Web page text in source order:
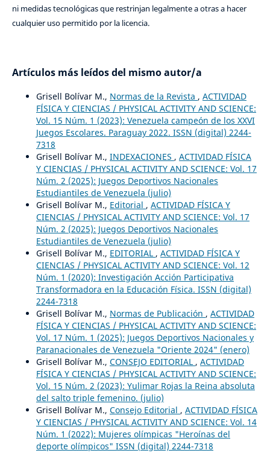
ni medidas tecnológicas que restrinjan legalmente a otras a hacer
cualquier uso permitido por la licencia.
Artículos más leídos del mismo autor/a
Grisell Bolívar M., Normas de la Revista , ACTIVIDAD
FÍSICA Y CIENCIAS / PHYSICAL ACTIVITY AND SCIENCE:
Vol. 15 Núm. 1 (2023): Venezuela campeón de los XXVI
Juegos Escolares. Paraguay 2022. ISSN (digital) 2244-
7318
Grisell Bolívar M., INDEXACIONES , ACTIVIDAD FÍSICA
Y CIENCIAS / PHYSICAL ACTIVITY AND SCIENCE: Vol. 17
Núm. 2 (2025): Juegos Deportivos Nacionales
Estudiantiles de Venezuela (julio)
Grisell Bolívar M., Editorial , ACTIVIDAD FÍSICA Y
CIENCIAS / PHYSICAL ACTIVITY AND SCIENCE: Vol. 17
Núm. 2 (2025): Juegos Deportivos Nacionales
Estudiantiles de Venezuela (julio)
Grisell Bolívar M., EDITORIAL , ACTIVIDAD FÍSICA Y
CIENCIAS / PHYSICAL ACTIVITY AND SCIENCE: Vol. 12
Núm. 1 (2020): Investigación Acción Participativa
Transformadora en la Educación Física. ISSN (digital)
2244-7318
Grisell Bolívar M., Normas de Publicación , ACTIVIDAD
FÍSICA Y CIENCIAS / PHYSICAL ACTIVITY AND SCIENCE:
Vol. 17 Núm. 1 (2025): Juegos Deportivos Nacionales y
Paranacionales de Venezuela "Oriente 2024" (enero)
Grisell Bolívar M., CONSEJO EDITORIAL , ACTIVIDAD
FÍSICA Y CIENCIAS / PHYSICAL ACTIVITY AND SCIENCE:
Vol. 15 Núm. 2 (2023): Yulimar Rojas la Reina absoluta
del salto triple femenino. (julio)
Grisell Bolívar M., Consejo Editorial , ACTIVIDAD FÍSICA
Y CIENCIAS / PHYSICAL ACTIVITY AND SCIENCE: Vol. 14
Núm. 1 (2022): Mujeres olímpicas "Heroínas del
deporte olímpicos" ISSN (digital) 2244-7318